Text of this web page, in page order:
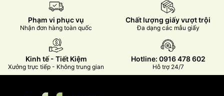
Phạm vi phục vụ
Nhận đơn hàng toàn quốc
Chất lượng giấy vượt trội
Đa dạng các mẫu giấy
Kinh tế - Tiết Kiệm
Xưởng trực tiếp - Không trung gian
Hotline: 0916 478 602
Hỗ trợ 24/7